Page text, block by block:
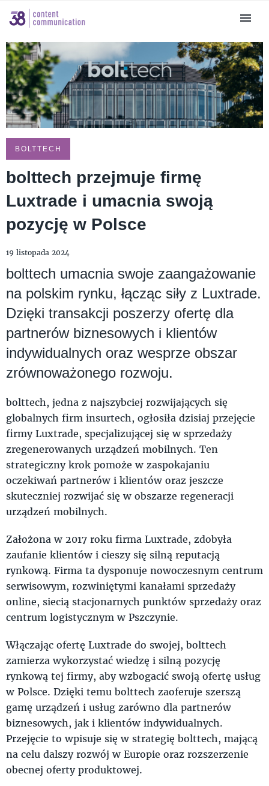
BOLTTECH
bolttech przejmuje firmę
Luxtrade i umacnia swoją
pozycję w Polsce
19 listopada 2024
bolttech umacnia swoje zaangażowanie
na polskim rynku, łącząc siły z Luxtrade.
Dzięki transakcji poszerzy ofertę dla
partnerów biznesowych i klientów
indywidualnych oraz wesprze obszar
zrównoważonego rozwoju.
bolttech, jedna z najszybciej rozwijających się
globalnych firm insurtech, ogłosiła dzisiaj przejęcie
firmy Luxtrade, specjalizującej się w sprzedaży
zregenerowanych urządzeń mobilnych. Ten
strategiczny krok pomoże w zaspokajaniu
oczekiwań partnerów i klientów oraz jeszcze
skuteczniej rozwijać się w obszarze regeneracji
urządzeń mobilnych.
Założona w 2017 roku firma Luxtrade, zdobyła
zaufanie klientów i cieszy się silną reputacją
rynkową. Firma ta dysponuje nowoczesnym centrum
serwisowym, rozwiniętymi kanałami sprzedaży
online, siecią stacjonarnych punktów sprzedaży oraz
centrum logistycznym w Pszczynie.
Włączając ofertę Luxtrade do swojej, bolttech
zamierza wykorzystać wiedzę i silną pozycję
rynkową tej firmy, aby wzbogacić swoją ofertę usług
w Polsce. Dzięki temu bolttech zaoferuje szerszą
gamę urządzeń i usług zarówno dla partnerów
biznesowych, jak i klientów indywidualnych.
Przejęcie to wpisuje się w strategię bolttech, mającą
na celu dalszy rozwój w Europie oraz rozszerzenie
obecnej oferty produktowej.